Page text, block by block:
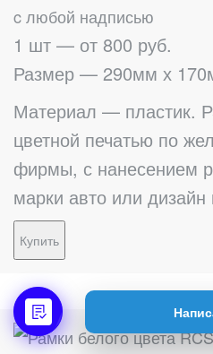
c любой надписью
1 шт — от 800 руб.
Размер — 290мм х
Материал — пластик.
цветной печатью по
фирмы, с нанесением
марки авто или дизайн
Купить